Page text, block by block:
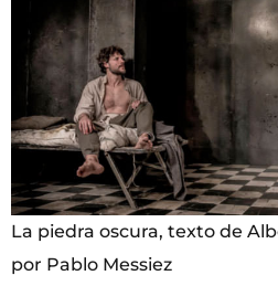
La piedra oscura, texto de
por Pablo Messiez